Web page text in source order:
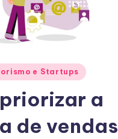
e Startups
a
de vendas